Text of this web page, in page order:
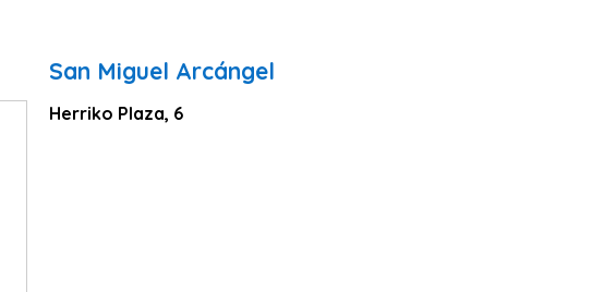
San Miguel Arcángel
Herriko Plaza, 6